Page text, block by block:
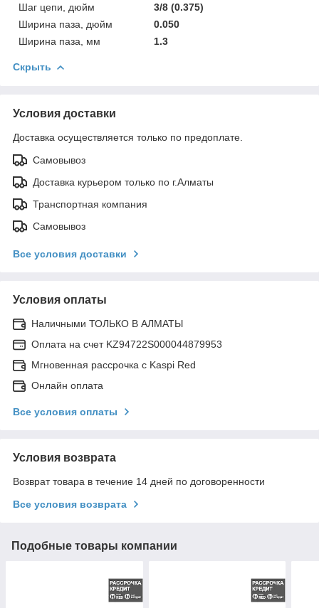
Шаг цепи, дюйм
3/8 (0.375)
Ширина паза, дюйм
0.050
Ширина паза, мм
1.3
Скрыть
Условия доставки
Доставка осуществляется только по предоплате.
Самовывоз
Доставка курьером только по г.Алматы
Транспортная компания
Самовывоз
Все условия доставки
Условия оплаты
Наличными ТОЛЬКО В АЛМАТЫ
Оплата на счет KZ94722S000044879953
Мгновенная рассрочка с Kaspi Red
Онлайн оплата
Все условия оплаты
Условия возврата
Возврат товара в течение 14 дней по договоренности
Все условия возврата
Подобные товары компании